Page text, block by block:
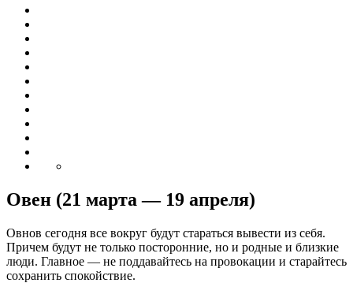
Овен (21 марта — 19 апреля)
Овнов сегодня все вокруг будут стараться вывести из себя.
Причем будут не только посторонние, но и родные и близкие
люди. Главное — не поддавайтесь на провокации и старайтесь
сохранить спокойствие.